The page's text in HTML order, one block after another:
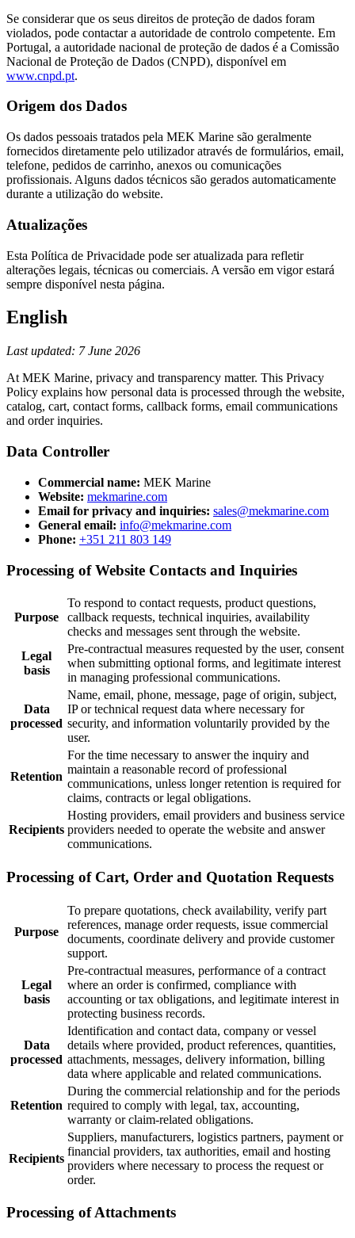
Se considerar que os seus direitos de proteção de dados foram
violados, pode contactar a autoridade de controlo competente. Em
Portugal, a autoridade nacional de proteção de dados é a Comissão
Nacional de Proteção de Dados (CNPD), disponível em
www.cnpd.pt.
Origem dos Dados
Os dados pessoais tratados pela MEK Marine são geralmente
fornecidos diretamente pelo utilizador através de formulários, email,
telefone, pedidos de carrinho, anexos ou comunicações
profissionais. Alguns dados técnicos são gerados automaticamente
durante a utilização do website.
Atualizações
Esta Política de Privacidade pode ser atualizada para refletir
alterações legais, técnicas ou comerciais. A versão em vigor estará
sempre disponível nesta página.
English
Last updated: 7 June 2026
At MEK Marine, privacy and transparency matter. This Privacy
Policy explains how personal data is processed through the website,
catalog, cart, contact forms, callback forms, email communications
and order inquiries.
Data Controller
Commercial name: MEK Marine
Website: mekmarine.com
Email for privacy and inquiries: sales@mekmarine.com
General email: info@mekmarine.com
Phone: +351 211 803 149
Processing of Website Contacts and Inquiries
Purpose
To respond to contact requests, product questions,
callback requests, technical inquiries, availability
checks and messages sent through the website.
Legal
basis
Pre-contractual measures requested by the user, consent
when submitting optional forms, and legitimate interest
in managing professional communications.
Data
processed
Name, email, phone, message, page of origin, subject,
IP or technical request data where necessary for
security, and information voluntarily provided by the
user.
Retention
For the time necessary to answer the inquiry and
maintain a reasonable record of professional
communications, unless longer retention is required for
claims, contracts or legal obligations.
Recipients
Hosting providers, email providers and business service
providers needed to operate the website and answer
communications.
Processing of Cart, Order and Quotation Requests
Purpose
To prepare quotations, check availability, verify part
references, manage order requests, issue commercial
documents, coordinate delivery and provide customer
support.
Legal
basis
Pre-contractual measures, performance of a contract
where an order is confirmed, compliance with
accounting or tax obligations, and legitimate interest in
protecting business records.
Data
processed
Identification and contact data, company or vessel
details where provided, product references, quantities,
attachments, messages, delivery information, billing
data where applicable and related communications.
Retention
During the commercial relationship and for the periods
required to comply with legal, tax, accounting,
warranty or claim-related obligations.
Recipients
Suppliers, manufacturers, logistics partners, payment or
financial providers, tax authorities, email and hosting
providers where necessary to process the request or
order.
Processing of Attachments